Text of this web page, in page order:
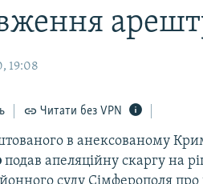
19:08
Читати без VPN
в анексованому
подав апеляційну скаргу на